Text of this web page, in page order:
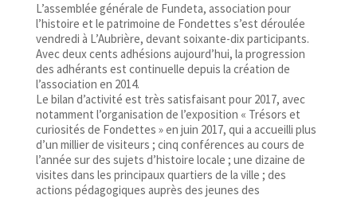
L’assemblée générale de Fundeta, association pour
l’histoire et le patrimoine de Fondettes s’est déroulée
vendredi à L’Aubrière, devant soixante-dix participants.
Avec deux cents adhésions aujourd’hui, la progression
des adhérants est continuelle depuis la création de
l’association en 2014.
Le bilan d’activité est très satisfaisant pour 2017, avec
notamment l’organisation de l’exposition « Trésors et
curiosités de Fondettes » en juin 2017, qui a accueilli plus
d’un millier de visiteurs ; cinq conférences au cours de
l’année sur des sujets d’histoire locale ; une dizaine de
visites dans les principaux quartiers de la ville ; des
actions pédagogiques auprès des jeunes des